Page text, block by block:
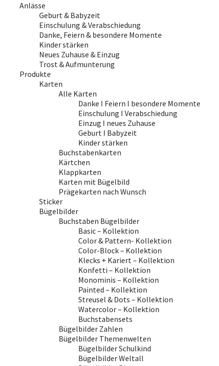
Anlässe
Geburt & Babyzeit
Einschulung & Verabschiedung
Danke, Feiern & besondere Momente
Kinder stärken
Neues Zuhause & Einzug
Trost & Aufmunterung
Produkte
Karten
Alle Karten
Danke I Feiern I besondere Momente
Einschulung I Verabschiedung
Einzug I neues Zuhause
Geburt I Babyzeit
Kinder stärken
Buchstabenkarten
Kärtchen
Klappkarten
Karten mit Bügelbild
Prägekarten nach Wunsch
Sticker
Bügelbilder
Buchstaben Bügelbilder
Basic – Kollektion
Color & Pattern- Kollektion
Color-Block – Kollektion
Klecks + Kariert – Kollektion
Konfetti – Kollektion
Monominis – Kollektion
Painted – Kollektion
Streusel & Dots – Kollektion
Watercolor – Kollektion
Buchstabensets
Bügelbilder Zahlen
Bügelbilder Themenwelten
Bügelbilder Schulkind
Bügelbilder Weltall